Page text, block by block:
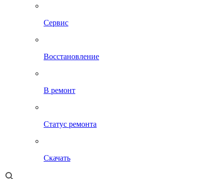
Сервис
Восстановление
В ремонт
Статус ремонта
Скачать